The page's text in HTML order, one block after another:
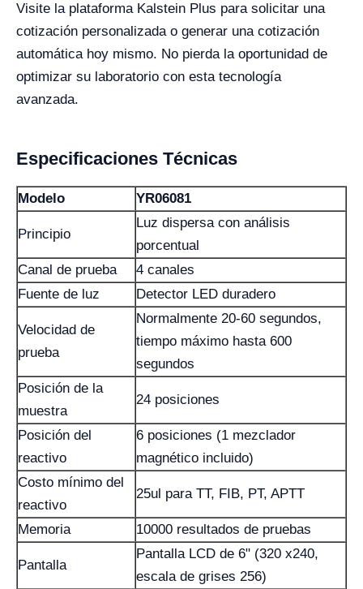
Visite la plataforma Kalstein Plus para solicitar una
cotización personalizada o generar una cotización
automática hoy mismo. No pierda la oportunidad de
optimizar su laboratorio con esta tecnología
avanzada.
Especificaciones Técnicas
Modelo YR06081
Principio
Luz dispersa con análisis
porcentual
Canal de prueba
4 canales
Fuente de luz
Detector LED duradero
Velocidad de
prueba
Normalmente 20-60 segundos,
tiempo máximo hasta 600
segundos
Posición de la
muestra
24 posiciones
Posición del
reactivo
6 posiciones (1 mezclador
magnético incluido)
Costo mínimo del
reactivo
25ul para TT, FIB, PT, APTT
Memoria 10000 resultados de pruebas
Pantalla
Pantalla LCD de 6" (320 x240,
escala de grises 256)